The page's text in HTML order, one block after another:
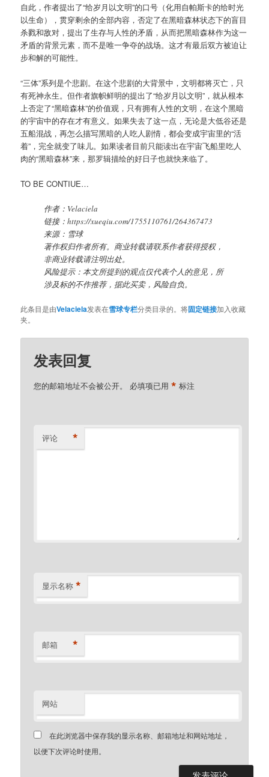
自此，作者提出了“给岁月以文明”的口号（化用自帕斯卡的给时光
以生命），贯穿剩余的全部内容，否定了在黑暗森林状态下的盲目
杀戮和敌对，提出了生存与人性的矛盾，从而把黑暗森林作为这一
矛盾的背景元素，而不是唯一争夺的战场。这才有最后双方被迫让
步和解的可能性。
“三体”系列是个悲剧。在这个悲剧的大背景中，文明都将灭亡，只
有死神永生。但作者旗帜鲜明的提出了“给岁月以文明”，就从根本
上否定了“黑暗森林”的价值观，只有拥有人性的文明，在这个黑暗
的宇宙中的存在才有意义。如果失去了这一点，无论是大低谷还是
五船混战，再怎么描写黑暗的人吃人剧情，都会变成宇宙里的“活
着”，完全就变了味儿。如果读者目前只能读出在宇宙飞船里吃人
肉的“黑暗森林”来，那罗辑描绘的好日子也就快来临了。
TO BE CONTIUE…
作者：Velaciela
链接：https://xueqiu.com/1755110761/264367473
来源：雪球
著作权归作者所有。商业转载请联系作者获得授权，
非商业转载请注明出处。
风险提示：本文所提到的观点仅代表个人的意见，所
涉及标的不作推荐，据此买卖，风险自负。
此条目是由Velaciela发表在雪球专栏分类目录的。将固定链接加入收藏
夹。
发表回复
您的邮箱地址不会被公开。 必填项已用* 标注
评论 *
显示名称 *
邮箱 *
网站
在此浏览器中保存我的显示名称、邮箱地址和网站地址，
以便下次评论时使用。